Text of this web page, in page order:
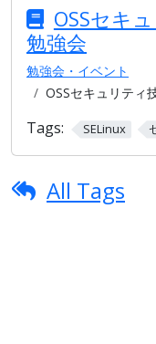
OSSセキ
勉強会
勉強会・イベント
OSSセキュリテ
Tags: SELinux
All Tags